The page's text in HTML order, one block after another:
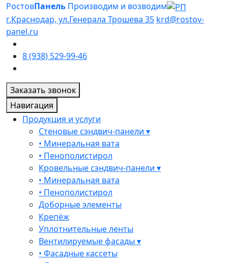
РостовПанель Производим и возводим
г.Краснодар, ул.Генерала Трошева 35 krd@rostov-
panel.ru
8 (938) 529-99-46
Заказать звонок
Навигация
Продукция и услуги
Стеновые сэндвич-панели ▾
• Минеральная вата
• Пенополистирол
Кровельные сэндвич-панели ▾
• Минеральная вата
• Пенополистирол
Доборные элементы
Крепёж
Уплотнительные ленты
Вентилируемые фасады ▾
• Фасадные кассеты